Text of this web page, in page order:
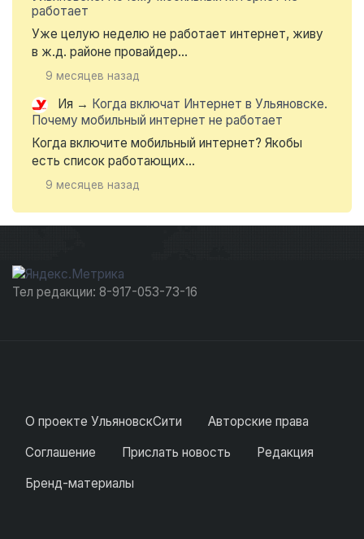
работает
Уже целую неделю не работает интернет, живу
в ж.д. районе провайдер...
9 месяцев назад
Ия → Когда включат Интернет в Ульяновске.
Почему мобильный интернет не работает
Когда включите мобильный интернет? Якобы
есть список работающих...
9 месяцев назад
Тел редакции: 8-917-053-73-16
О проекте УльяновскСити
Авторские права
Соглашение
Прислать новость
Редакция
Бренд-материалы